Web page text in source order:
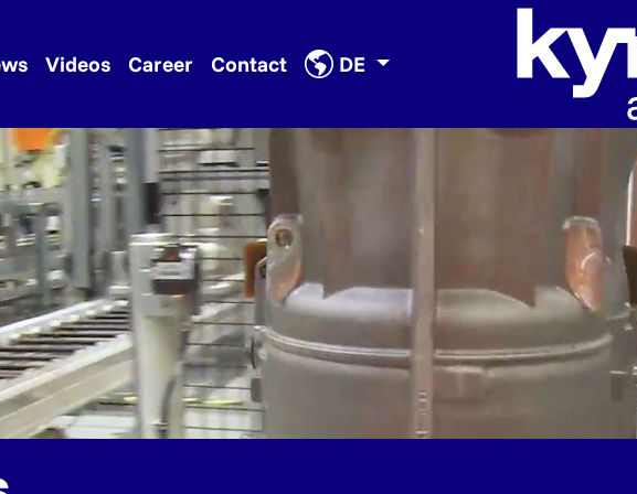
Videos Career Contact DE